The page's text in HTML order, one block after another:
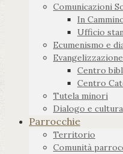
Comunicazioni
In
Ufficio
Ecumenismo e
Centro
Centro
Tutela minori
Dialogo e cultura
Parrocchie
Territorio
Comunità